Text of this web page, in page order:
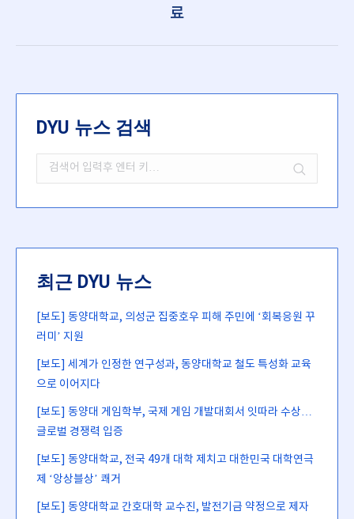
post:
료
DYU 뉴스 검색
Search:
최근 DYU 뉴스
[보도] 동양대학교, 의성군 집중호우 피해 주민에 ‘회복응원 꾸
러미’ 지원
[보도] 세계가 인정한 연구성과, 동양대학교 철도 특성화 교육
으로 이어지다
[보도] 동양대 게임학부, 국제 게임 개발대회서 잇따라 수상…
글로벌 경쟁력 입증
[보도] 동양대학교, 전국 49개 대학 제치고 대한민국 대학연극
제 ‘앙상블상’ 쾌거
[보도] 동양대학교 간호대학 교수진, 발전기금 약정으로 제자